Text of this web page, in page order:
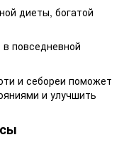
диеты, богатой
повседневной
и себореи поможет
и улучшить